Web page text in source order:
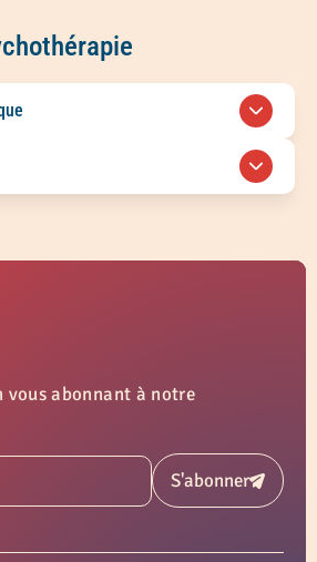
autonome, minimum de 2 h
ici
vous abonnant à notre
S'abonnerSoumettre